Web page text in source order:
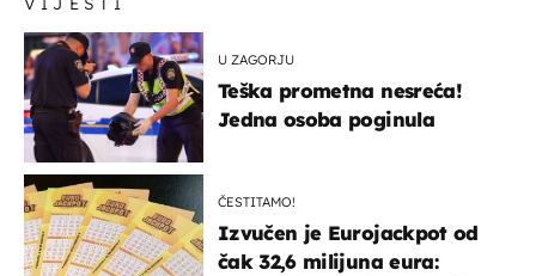
U ZAGORJU
Teška prometna nesreća!
Jedna osoba poginula
ČESTITAMO!
Izvučen je Eurojackpot od
čak 32,6 milijuna eura: